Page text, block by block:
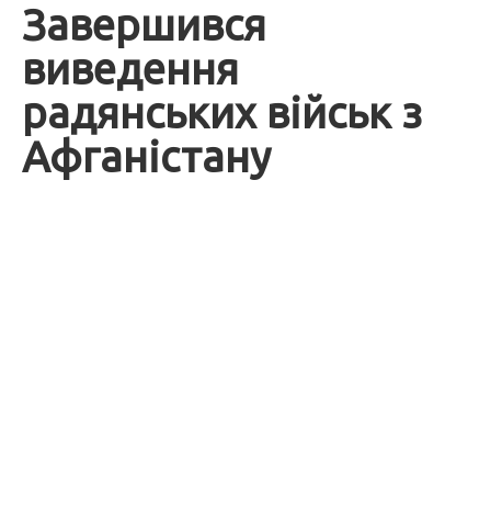
Завершився
виведення
радянських військ з
Афганістану